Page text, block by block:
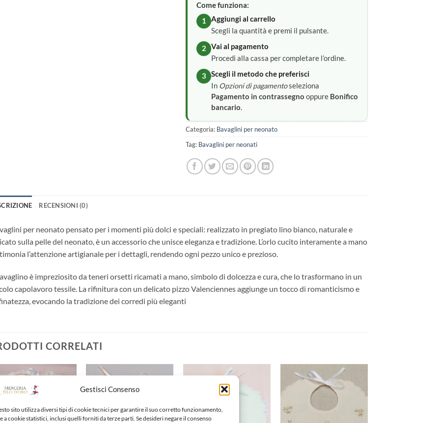
Gestisci Consenso
sito utilizza diversi tipi di cookie tecnici per garantire il suo corretto funzionamento,
a cookie statistici, inclusi quelli forniti da terze parti. Se desideri negare il consenso
Come funziona:
1
Aggiungi al carrello
Scegli la quantità e premi il pulsante.
2
Vai al pagamento
Procedi alla cassa per completare l’ordine.
3
Scegli il metodo che preferisci
In Opzioni di pagamentoseleziona
Pagamento in contrassegno oppure Bonifico
bancario.
Categoria: Bavaglini per neonato
Tag: Bavaglini per neonati
RECENSIONI (0)
per neonato pensato per i momenti più dolci e speciali: realizzato in pregiato lino bianco, naturale e
sulla pelle del neonato, è un accessorio che unisce eleganza e tradizione. L’orlo cucito interamente a mano
l’attenzione artigianale per i dettagli, rendendo ogni pezzo unico e prezioso.
è impreziosito da teneri orsetti ricamati a mano, simbolo di dolcezza e cura, che lo trasformano in un
capolavoro tessile. La rifinitura con un delicato pizzo Valenciennes aggiunge un tocco di romanticismo e
evocando la tradizione dei corredi più eleganti
CORRELATI
desideri
desideri
alla lista
Aggiungi
desideri